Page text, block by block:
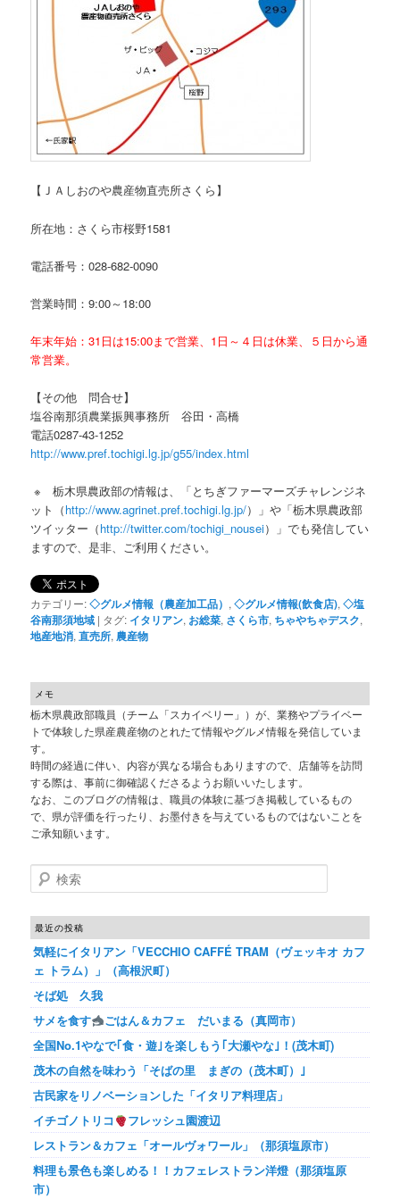
【ＪＡしおのや農産物直売所さくら】
所在地：さくら市桜野1581
電話番号：028-682-0090
営業時間：9:00～18:00
年末年始：31日は15:00まで営業、1日～４日は休業、５日から通
常営業。
【その他 問合せ】
塩谷南那須農業振興事務所 谷田・高橋
電話0287-43-1252
http://www.pref.tochigi.lg.jp/g55/index.html
※ 栃木県農政部の情報は、「とちぎファーマーズチャレンジネ
ット（http://www.agrinet.pref.tochigi.lg.jp/）」や「栃木県農政部
ツイッター（http://twitter.com/tochigi_nousei）」でも発信してい
ますので、是非、ご利用ください。
カテゴリー:◇グルメ情報（農産加工品） ,◇グルメ情報(飲食店),◇塩
谷南那須地域 | タグ: イタリアン, お総菜, さくら市, ちゃやちゃデスク,
地産地消,直売所, 農産物
メモ
栃木県農政部職員（チーム「スカイベリー」）が、業務やプライベー
トで体験した県産農産物のとれたて情報やグルメ情報を発信していま
す。
時間の経過に伴い、内容が異なる場合もありますので、店舗等を訪問
する際は、事前に御確認くださるようお願いいたします。
なお、このブログの情報は、職員の体験に基づき掲載しているもの
で、県が評価を行ったり、お墨付きを与えているものではないことを
ご承知願います。
検索
最近の投稿
気軽にイタリアン「VECCHIO CAFFÉ TRAM（ヴェッキオ カフ
ェ トラム）」（高根沢町）
そば処 久我
サメを食す
ごはん＆カフェ だいまる（真岡市）
全国No.1やなで｢食・遊｣を楽しもう｢大瀬やな｣！(茂木町)
茂木の自然を味わう「そばの里 まぎの（茂木町）｣
古民家をリノベーションした「イタリア料理店」
イチゴノトリコ
フレッシュ園渡辺
レストラン＆カフェ「オールヴォワール」（那須塩原市）
料理も景色も楽しめる！！カフェレストラン洋燈（那須塩原
市）